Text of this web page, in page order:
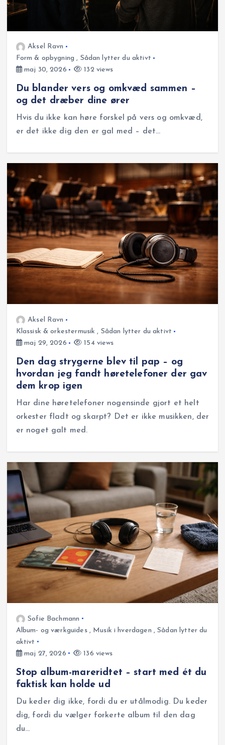
Aksel Ravn
Form & opbygning , Sådan lytter du aktivt
maj 30, 2026
132 views
Du blander vers og omkvæd sammen –
og det dræber dine ører
Hvis du ikke kan høre forskel på vers og omkvæd,
er det ikke dig den er gal med – det…
Aksel Ravn
Klassisk & orkestermusik , Sådan lytter du aktivt
maj 29, 2026
154 views
Den dag strygerne blev til pap – og
hvordan jeg fandt høretelefoner der gav
dem krop igen
Har dine høretelefoner nogensinde gjort et helt
orkester fladt og skarpt? Det er ikke musikken, der
er noget galt med.
Sofie Bachmann
Album- og værkguides, Musik i hverdagen ,Sådan lytter du
aktivt
maj 27, 2026
136 views
Stop album-mareridtet – start med ét du
faktisk kan holde ud
Du keder dig ikke, fordi du er utålmodig. Du keder
dig, fordi du vælger forkerte album til den dag
du…